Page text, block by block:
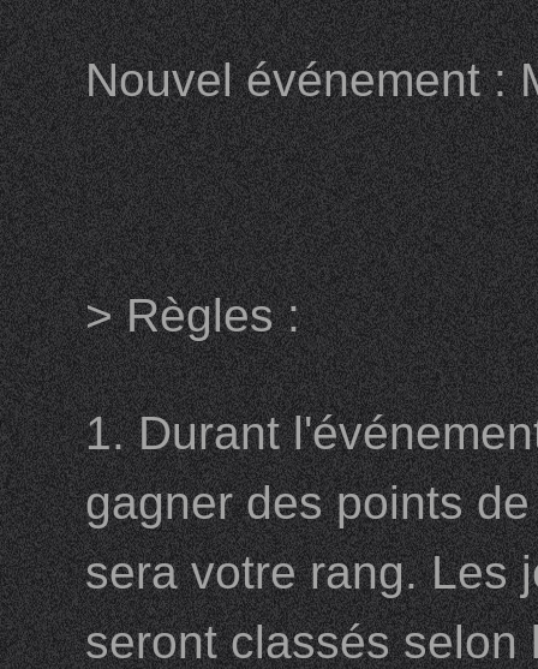
Nouvel événement :
> Règles :
1. Durant
gagner des points
sera votre rang. Les
seront classés selon